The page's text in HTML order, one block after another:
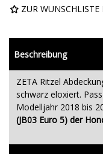
ZUR
Beschreibung
ZETA Ritzel
schwarz eloxiert.
Modelljahr 2018 bis
(JB03 Euro 5) der